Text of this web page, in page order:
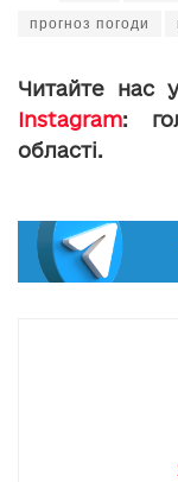
прогноз погоди
Читайте нас
Instagram:
області.